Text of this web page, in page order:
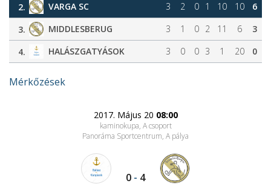
2.
VARGA SC 3 2 0 1 10 10
6
3.
MIDDLESBERUG 3 1 0 2 11 6
3
4.
HALÁSZGATYÁSOK 3 0 0 3 1 20 0
Mérkőzések
2017. Május 20 08:00
kaminokupa, A csoport
Panoráma Sportcentrum, A pálya
0 - 4